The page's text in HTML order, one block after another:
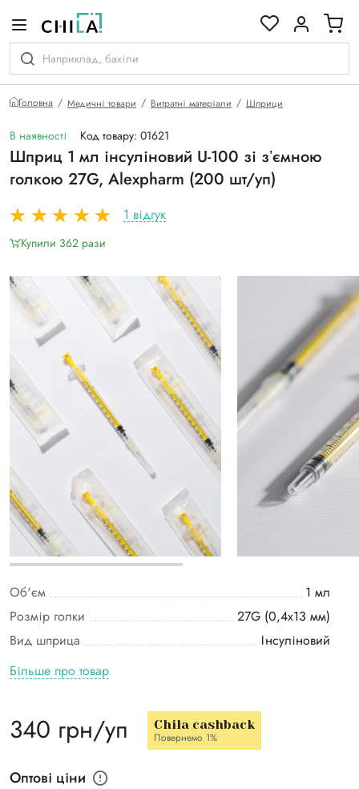
Головна Медичні товари Витратні матеріали Шприци
В наявності Код товару: 01621
Шприц 1 мл інсуліновий U-100 зі зʼємною
голкою 27G, Alexpharm (200 шт/уп)
1 відгук
Купили 362 рази
Об'єм
1 мл
Розмір голки
27G (0,4х13 мм)
Вид шприца
Інсуліновий
Більше про товар
340 грн/уп Chila cashback
Повернемо 1%
Оптові ціни
гамі